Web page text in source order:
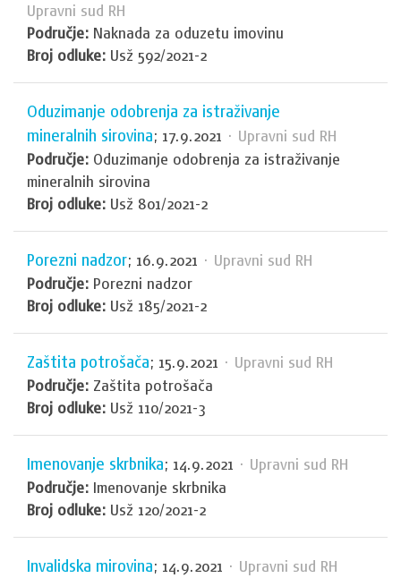
Upravni sud RH
Područje: Naknada za oduzetu imovinu
Broj odluke: Usž 592/2021-2
Oduzimanje odobrenja za istraživanje
mineralnih sirovina; 17.9.2021 · Upravni sud RH
Područje: Oduzimanje odobrenja za istraživanje
mineralnih sirovina
Broj odluke: Usž 801/2021-2
Porezni nadzor; 16.9.2021 · Upravni sud RH
Područje: Porezni nadzor
Broj odluke: Usž 185/2021-2
Zaštita potrošača; 15.9.2021 · Upravni sud RH
Područje: Zaštita potrošača
Broj odluke: Usž 110/2021-3
Imenovanje skrbnika; 14.9.2021 · Upravni sud RH
Područje: Imenovanje skrbnika
Broj odluke: Usž 120/2021-2
Invalidska mirovina; 14.9.2021 · Upravni sud RH